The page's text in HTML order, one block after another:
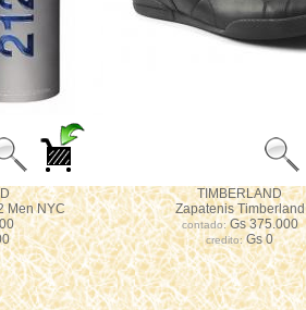
Men NYC
TIMBERLAND
Zapatenis Timberland
contado:Gs 375.000
credito:Gs 0